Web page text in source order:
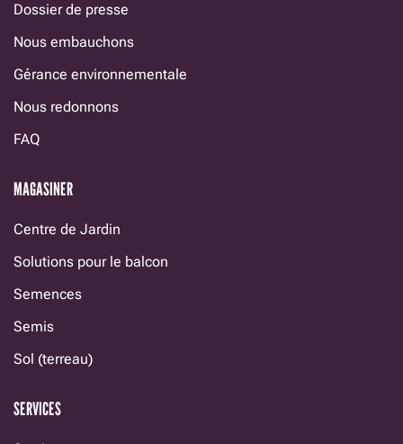
Dossier de presse
Nous embauchons
Gérance environnementale
Nous redonnons
FAQ
MAGASINER
Centre de Jardin
Solutions pour le balcon
Semences
Semis
Sol (terreau)
SERVICES